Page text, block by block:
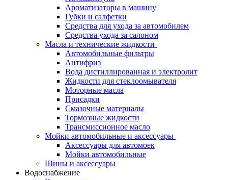
Ароматизаторы в машину
Губки и салфетки
Средства для ухода за автомобилем
Средства ухода за салоном
Масла и технические жидкости
Автомобильные фильтры
Антифриз
Вода дистиллированная и электролит
Жидкости для стеклоомывателя
Моторные масла
Присадки
Смазочные материалы
Тормозные жидкости
Трансмиссионное масло
Мойки автомобильные и аксессуары
Аксессуары для автомоек
Мойки автомобильные
Шины и аксессуары
Водоснабжение